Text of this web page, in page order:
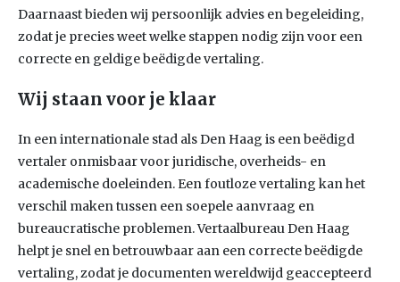
Daarnaast bieden wij persoonlijk advies en begeleiding,
zodat je precies weet welke stappen nodig zijn voor een
correcte en geldige beëdigde vertaling.
Wij staan voor je klaar
In een internationale stad als Den Haag is een beëdigd
vertaler onmisbaar voor juridische, overheids- en
academische doeleinden. Een foutloze vertaling kan het
verschil maken tussen een soepele aanvraag en
bureaucratische problemen. Vertaalbureau Den Haag
helpt je snel en betrouwbaar aan een correcte beëdigde
vertaling, zodat je documenten wereldwijd geaccepteerd